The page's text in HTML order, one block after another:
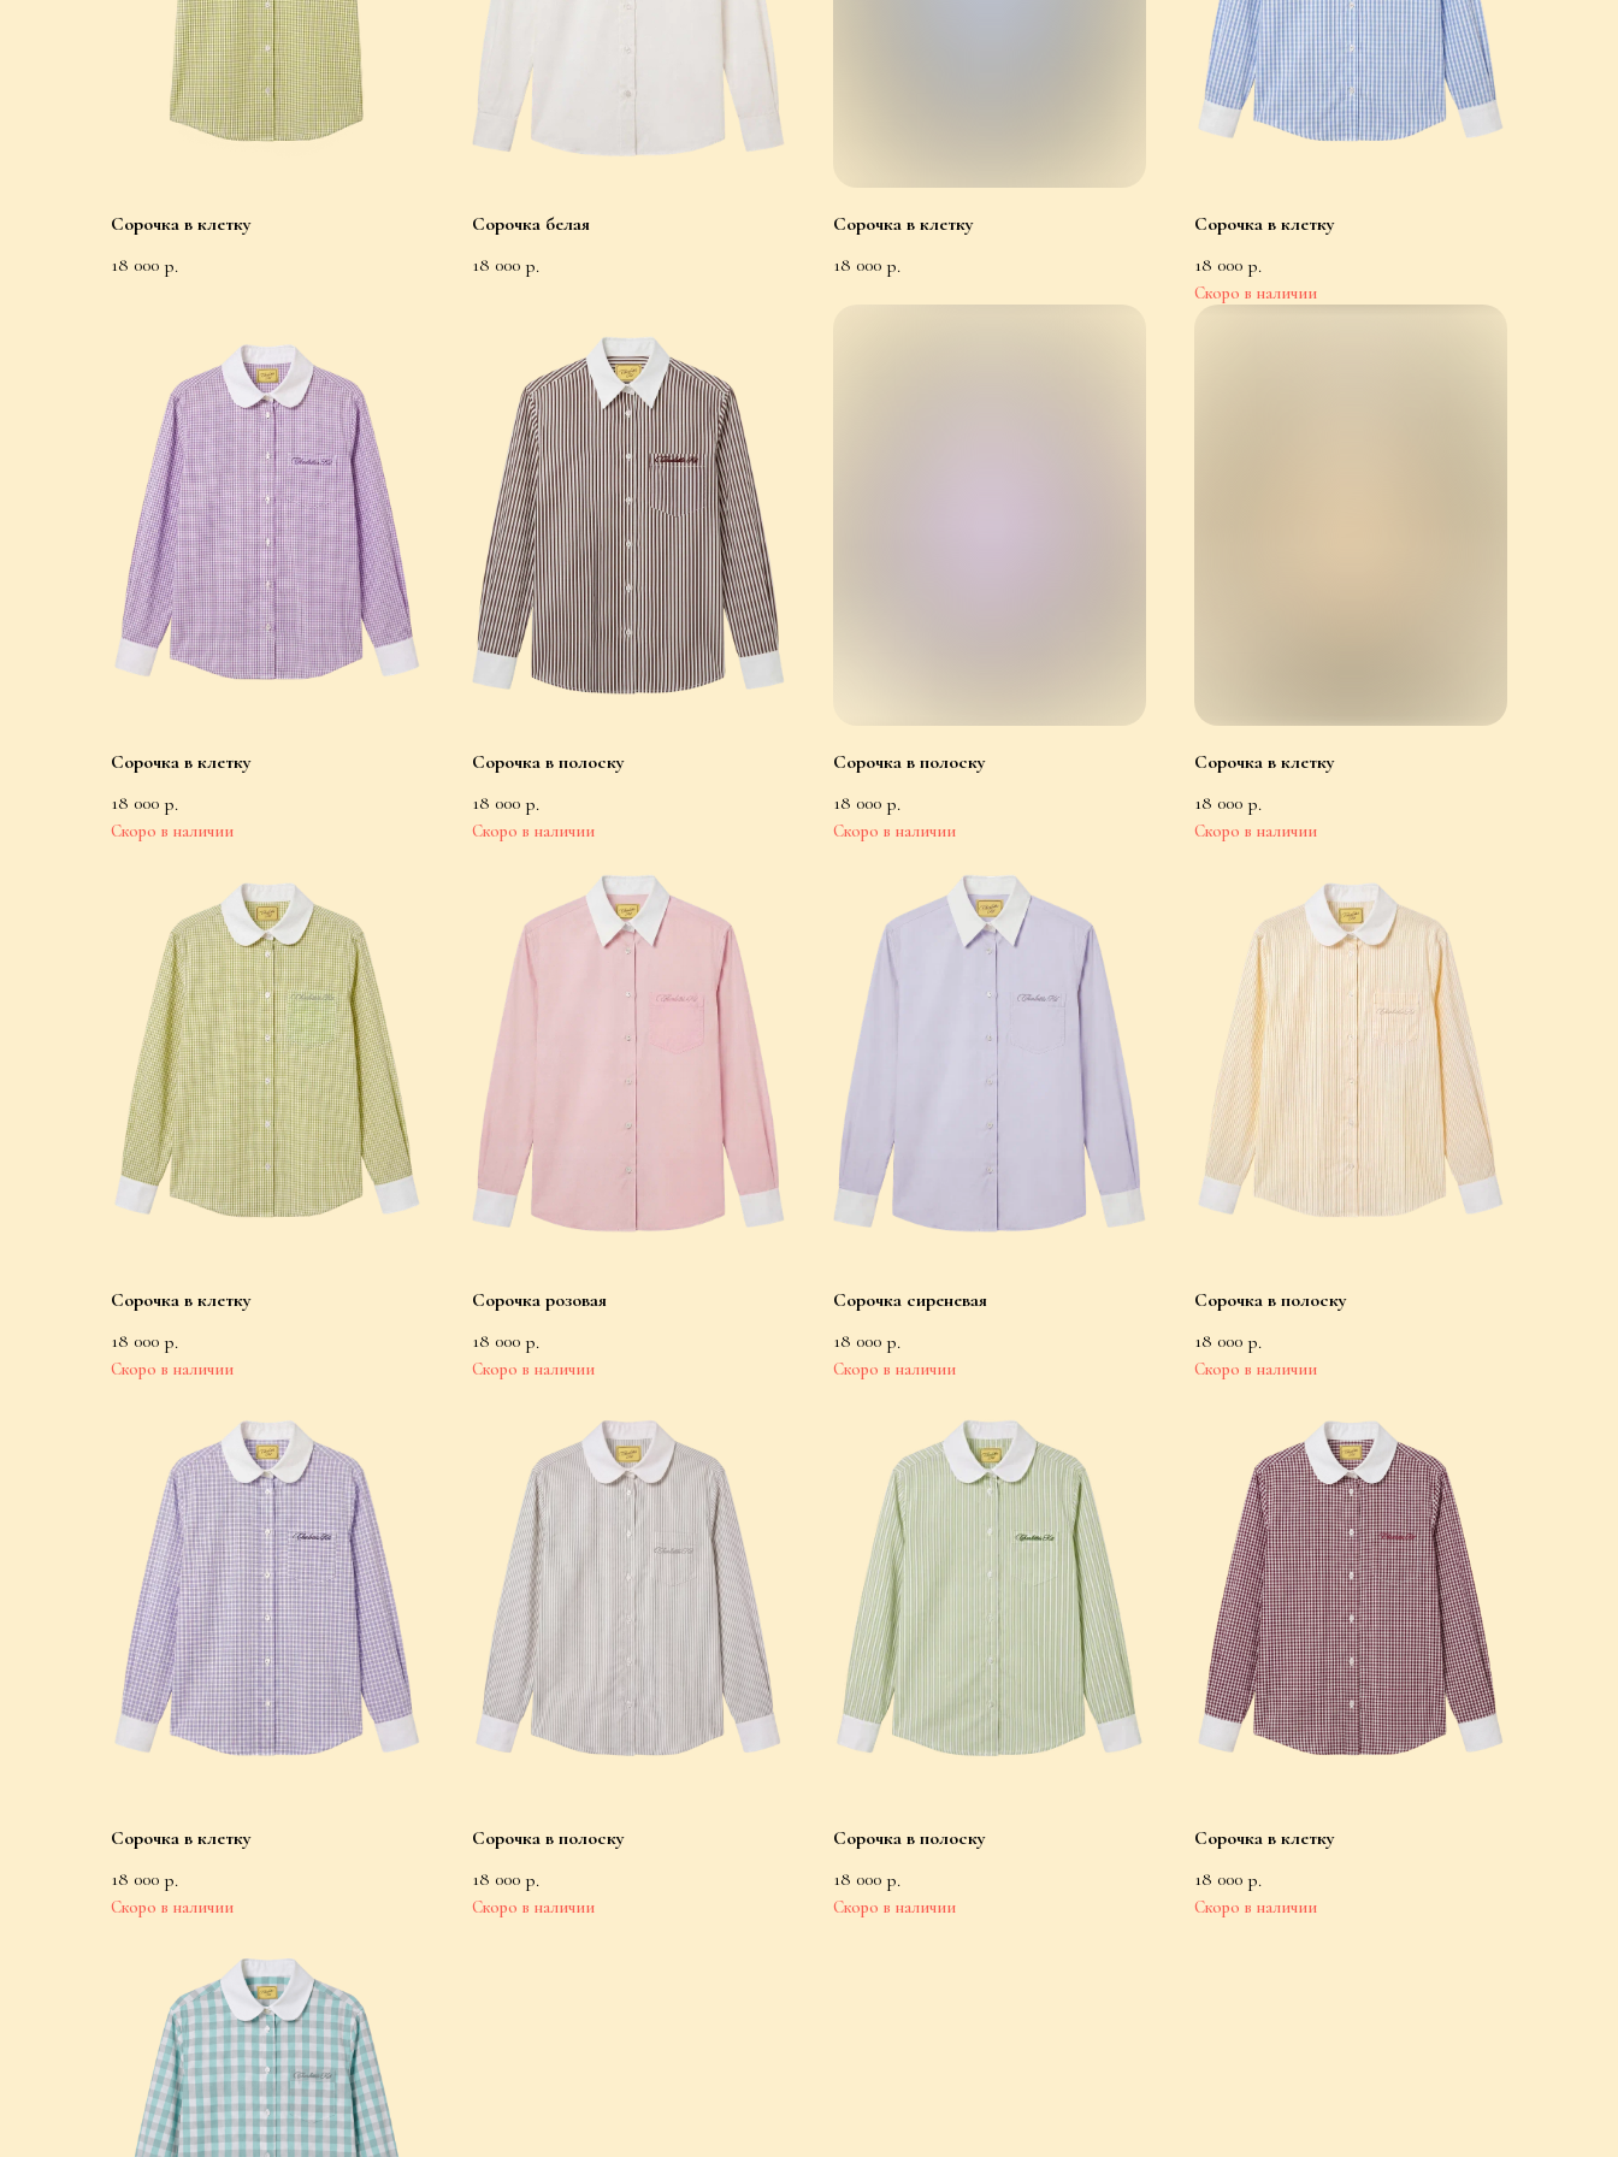
Сорочка в клетку
18 000 р.
Сорочка белая
18 000 р.
Сорочка в клетку
18 000 р.
Сорочка в клетку
18 000 р.
Сорочка в клетку
18 000 р.
Сорочка в полоску
18 000 р.
Сорочка в полоску
18 000 р.
Сорочка в клетку
18 000 р.
Сорочка в клетку
18 000 р.
Сорочка розовая
18 000 р.
Сорочка сиреневая
18 000 р.
Сорочка в полоску
18 000 р.
Сорочка в клетку
18 000 р.
Сорочка в полоску
18 000 р.
Сорочка в полоску
18 000 р.
Сорочка в клетку
18 000 р.